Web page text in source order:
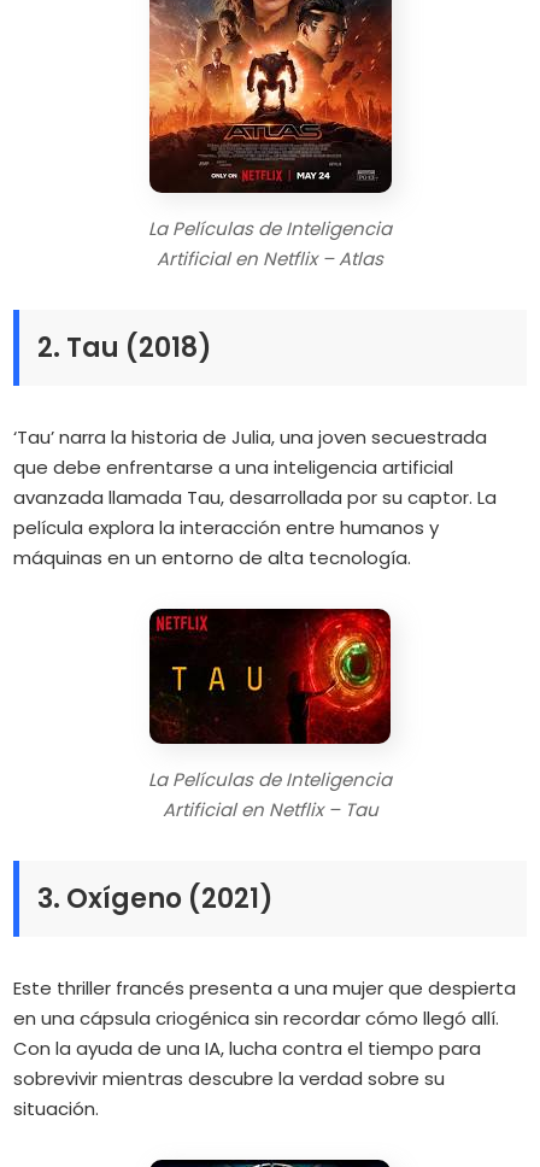
La Películas de Inteligencia
Artificial en Netflix – Atlas
2. Tau (2018)
‘Tau’ narra la historia de Julia, una joven secuestrada
que debe enfrentarse a una inteligencia artificial
avanzada llamada Tau, desarrollada por su captor. La
película explora la interacción entre humanos y
máquinas en un entorno de alta tecnología.
La Películas de Inteligencia
Artificial en Netflix – Tau
3. Oxígeno (2021)
Este thriller francés presenta a una mujer que despierta
en una cápsula criogénica sin recordar cómo llegó allí.
Con la ayuda de una IA, lucha contra el tiempo para
sobrevivir mientras descubre la verdad sobre su
situación.